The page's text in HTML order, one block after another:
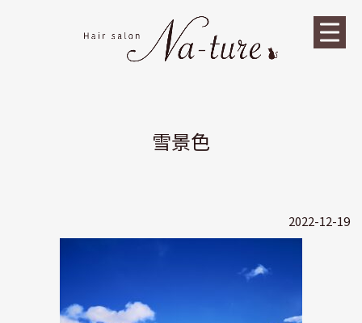
雪景色
2022-12-19